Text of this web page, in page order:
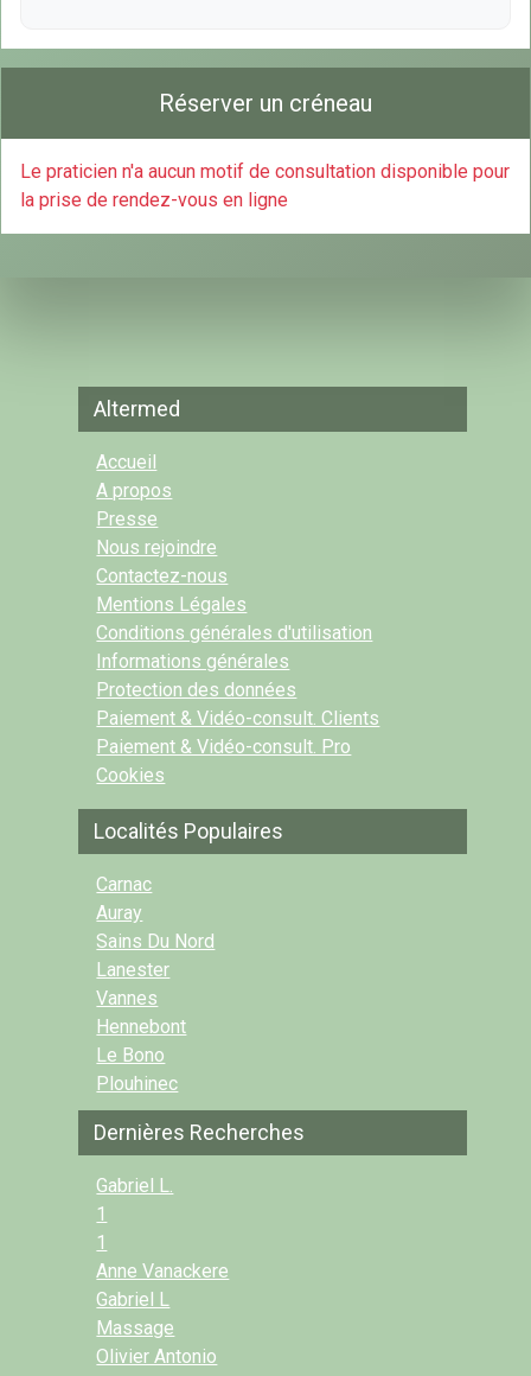
Réserver un créneau
Le praticien n'a aucun motif de consultation disponible pour
la prise de rendez-vous en ligne
Altermed
Accueil
A propos
Presse
Nous rejoindre
Contactez-nous
Mentions Légales
Conditions générales d'utilisation
Informations générales
Protection des données
Paiement & Vidéo-consult. Clients
Paiement & Vidéo-consult. Pro
Cookies
Localités Populaires
Carnac
Auray
Sains Du Nord
Lanester
Vannes
Hennebont
Le Bono
Plouhinec
Dernières Recherches
Gabriel L.
1
1
Anne Vanackere
Gabriel L
Massage
Olivier Antonio